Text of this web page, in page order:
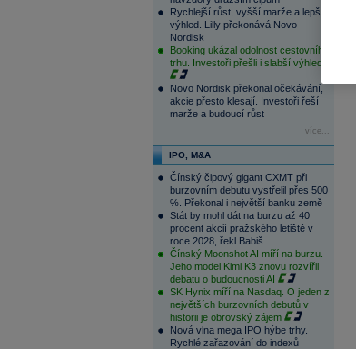
Rychlejší růst, vyšší marže a lepší
výhled. Lilly překonává Novo
Nordisk
Booking ukázal odolnost cestovního
trhu. Investoři přešli i slabší výhled
Novo Nordisk překonal očekávání,
akcie přesto klesají. Investoři řeší
marže a budoucí růst
více...
IPO, M&A
Čínský čipový gigant CXMT při
burzovním debutu vystřelil přes 500
%. Překonal i největší banku země
Stát by mohl dát na burzu až 40
procent akcií pražského letiště v
roce 2028, řekl Babiš
Čínský Moonshot AI míří na burzu.
Jeho model Kimi K3 znovu rozvířil
debatu o budoucnosti AI
SK Hynix míří na Nasdaq. O jeden z
největších burzovních debutů v
historii je obrovský zájem
Nová vlna mega IPO hýbe trhy.
Rychlé zařazování do indexů